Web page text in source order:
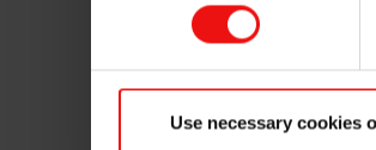
Use necessary cookies